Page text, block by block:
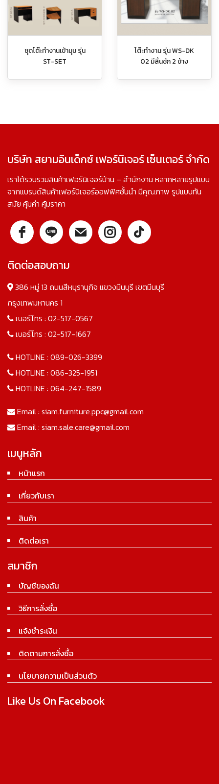
ชุดโต๊ะทำงานเข้ามุม รุ่น
ST-SET
โต๊ะทำงาน รุ่น WS-DK
02 มีลิ้นชัก 2 ข้าง
บริษัท สยามอินเด็กซ์ เฟอร์นิเจอร์ เซ็นเตอร์ จำกัด
เราได้รวบรวมสินค้าเฟอร์นิเจอร์บ้าน – สำนักงาน หลากหลายรูปแบบ
จากแบรนด์สินค้าเฟอร์นิเจอร์ออฟฟิศชั้นนำ มีคุณภาพ รูปแบบทัน
สมัย คุ้มค่า คุ้มราคา
ติดต่อสอบถาม
386 หมู่ 13 ถนนสีหบุรานุกิจ แขวงมีนบุรี เขตมีนบุรี
กรุงเทพมหานคร 1
เบอร์โทร : 02-517-0567
เบอร์โทร : 02-517-1667
HOTLINE : 089-026-3399
HOTLINE : 086-325-1951
HOTLINE : 064-247-1589
Email : siam.furniture.ppc@gmail.com
Email : siam.sale.care@gmail.com
เมนูหลัก
หน้าแรก
เกี่ยวกับเรา
สินค้า
ติดต่อเรา
สมาชิก
บัญชีของฉัน
วิธีการสั่งซื้อ
แจ้งชำระเงิน
ติดตามการสั่งซื้อ
นโยบายความเป็นส่วนตัว
Like Us On Facebook